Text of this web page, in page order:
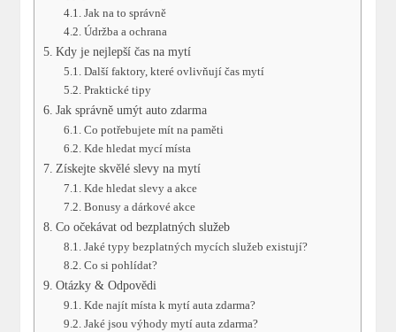
Jak na to správně
Údržba a ochrana
Kdy je nejlepší čas na mytí
Další faktory, které ovlivňují čas mytí
Praktické‍ tipy
Jak správně umýt auto zdarma
Co potřebujete mít na paměti
Kde hledat mycí místa
Získejte skvělé slevy na mytí
Kde hledat slevy a ⁢akce
Bonusy ⁤a dárkové akce
Co očekávat od bezplatných služeb
Jaké typy bezplatných⁢ mycích služeb existují?
Co si pohlídat?
Otázky & Odpovědi
Kde najít místa k mytí auta zdarma?
Jaké ‍jsou výhody mytí auta zdarma?